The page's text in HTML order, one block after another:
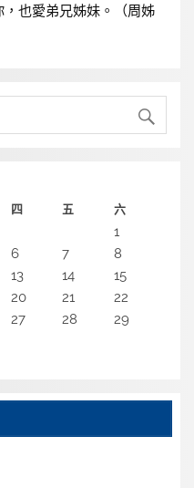
也愛弟兄姊妹。（周姊
四 五 六
1
6 7
8
13 14
15
20 21
22
27 28
29